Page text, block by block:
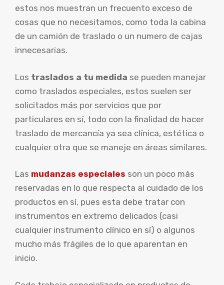
estos nos muestran un frecuento exceso de
cosas que no necesitamos, como toda la cabina
de un camión de traslado o un numero de cajas
innecesarias.
Los traslados a tu medida se pueden manejar
como traslados especiales, estos suelen ser
solicitados más por servicios que por
particulares en sí, todo con la finalidad de hacer
traslado de mercancía ya sea clínica, estética o
cualquier otra que se maneje en áreas similares.
Las mudanzas especiales son un poco más
reservadas en lo que respecta al cuidado de los
productos en sí, pues esta debe tratar con
instrumentos en extremo delicados (casi
cualquier instrumento clínico en sí) o algunos
mucho más frágiles de lo que aparentan en
inicio.